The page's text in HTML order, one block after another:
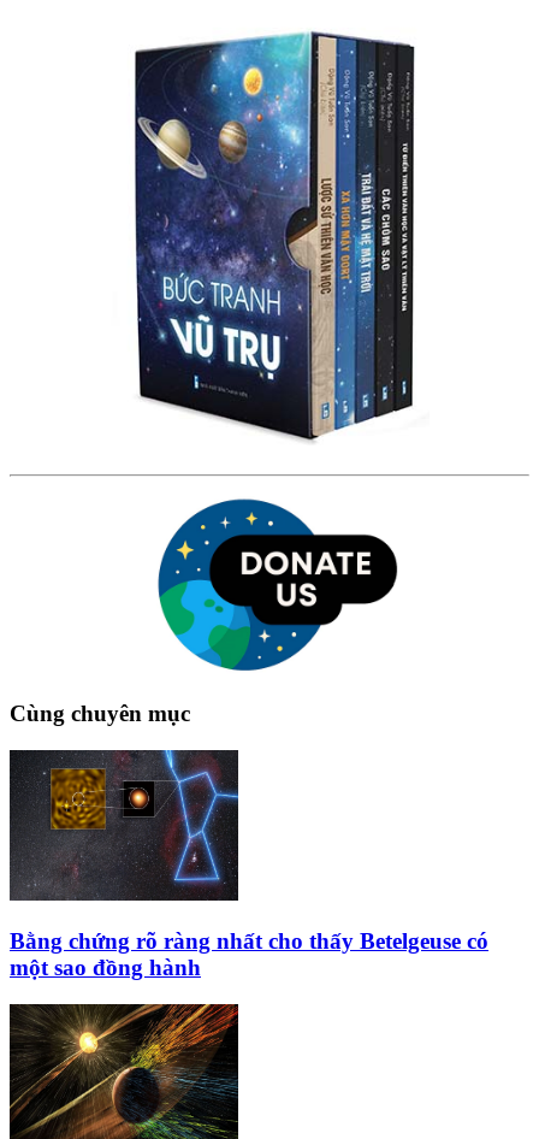
Cùng chuyên mục
Bằng chứng rõ ràng nhất cho thấy Betelgeuse có
một sao đồng hành